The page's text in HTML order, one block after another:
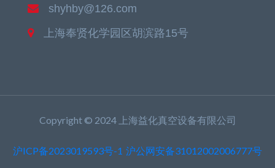
shyhby@126.com
上海奉贤化学园区胡滨路15号
Copyright © 2024 上海益化真空设备有限公司
沪ICP备2023019593号-1 沪公网安备31012002006777号